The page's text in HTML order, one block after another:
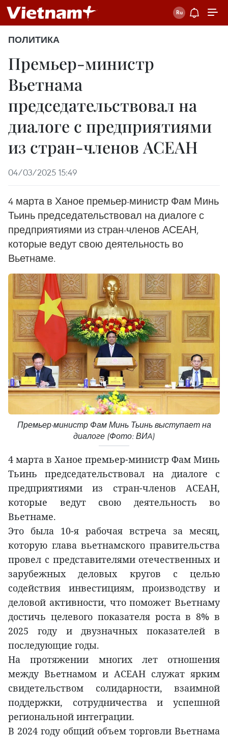
ПОЛИТИКА
Премьер-министр
Вьетнама
председательствовал на
диалоге с предприятиями
из стран-членов АСЕАН
04/03/2025 15:49
4 марта в Ханое премьер-министр Фам Минь
Тьинь председательствовал на диалоге с
предприятиями из стран-членов АСЕАН,
которые ведут свою деятельность во
Вьетнаме.
Премьер-министр Фам Минь Тьинь выступает на
диалоге (Фото: ВИA)
4 марта в Ханое премьер-министр Фам Минь
Тьинь председательствовал на диалоге с
предприятиями из стран-членов АСЕАН,
которые ведут свою деятельность во
Вьетнаме.
Это была 10-я рабочая встреча за месяц,
которую глава вьетнамского правительства
провел с представителями отечественных и
зарубежных деловых кругов с целью
содействия инвестициям, производству и
деловой активности, что поможет Вьетнаму
достичь целевого показателя роста в 8% в
2025 году и двузначных показателей в
последующие годы.
На протяжении многих лет отношения
между Вьетнамом и АСЕАН служат ярким
свидетельством солидарности, взаимной
поддержки, сотрудничества и успешной
региональной интеграции.
В 2024 году общий объем торговли Вьетнама